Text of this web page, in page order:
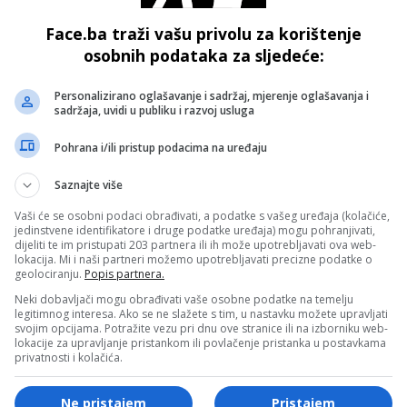
više od sedamdeset raketa i oko 650 dronova.
su među korištenim projektilima bile 33 balističke
su ukrajinske snage oborile ili neutralizirale četrdeset
Sjedinjene Američke Države, da Ukrajini isporuče
.
nakon, kako tvrde iz Rusije, ukrajinskih napada na civile.
moguće nove napade i pozvala strane državljane da
pozvao je međunarodne partnere da pojačaju
Face.ba traži vašu privolu za korištenje
osobnih podataka za sljedeće:
Personalizirano oglašavanje i sadržaj, mjerenje oglašavanja i
sadržaja, uvidi u publiku i razvoj usluga
Pohrana i/ili pristup podacima na uređaju
Saznajte više
Vaši će se osobni podaci obrađivati, a podatke s vašeg uređaja (kolačiće,
jedinstvene identifikatore i druge podatke uređaja) mogu pohranjivati,
dijeliti te im pristupati 203 partnera ili ih može upotrebljavati ova web-
lokacija. Mi i naši partneri možemo upotrebljavati precizne podatke o
geolociranju. Popis partnera.
Neki dobavljači mogu obrađivati vaše osobne podatke na temelju
legitimnog interesa. Ako se ne slažete s tim, u nastavku možete upravljati
svojim opcijama. Potražite vezu pri dnu ove stranice ili na izborniku web-
lokacije za upravljanje pristankom ili povlačenje pristanka u postavkama
privatnosti i kolačića.
Pristajem
Ne pristajem